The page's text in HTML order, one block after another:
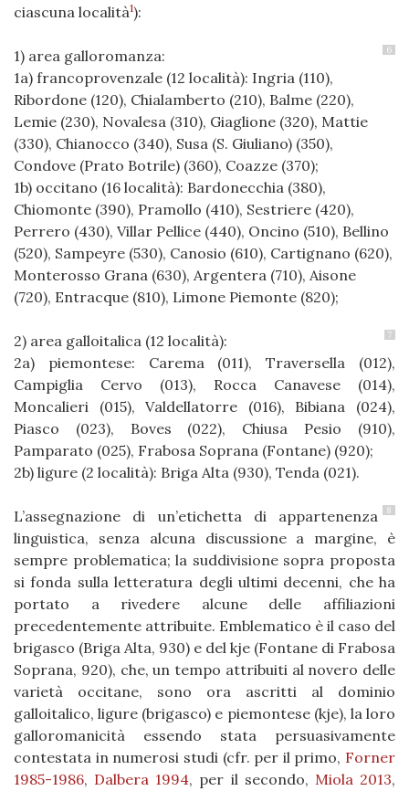
ciascuna località1):
6
1) area galloromanza:
1a) francoprovenzale (12 località): Ingria (110),
Ribordone (120), Chialamberto (210), Balme (220),
Lemie (230), Novalesa (310), Giaglione (320), Mattie
(330), Chianocco (340), Susa (S. Giuliano) (350),
Condove (Prato Botrile) (360), Coazze (370);
1b) occitano (16 località): Bardonecchia (380),
Chiomonte (390), Pramollo (410), Sestriere (420),
Perrero (430), Villar Pellice (440), Oncino (510), Bellino
(520), Sampeyre (530), Canosio (610), Cartignano (620),
Monterosso Grana (630), Argentera (710), Aisone
(720), Entracque (810), Limone Piemonte (820);
7
2) area galloitalica (12 località):
2a) piemontese: Carema (011), Traversella (012),
Campiglia Cervo (013), Rocca Canavese (014),
Moncalieri (015), Valdellatorre (016), Bibiana (024),
Piasco (023), Boves (022), Chiusa Pesio (910),
Pamparato (025), Frabosa Soprana (Fontane) (920);
2b) ligure (2 località): Briga Alta (930), Tenda (021).
8
L’assegnazione di un’etichetta di appartenenza
linguistica, senza alcuna discussione a margine, è
sempre problematica; la suddivisione sopra proposta
si fonda sulla letteratura degli ultimi decenni, che ha
portato a rivedere alcune delle affiliazioni
precedentemente attribuite. Emblematico è il caso del
brigasco (Briga Alta, 930) e del kje (Fontane di Frabosa
Soprana, 920), che, un tempo attribuiti al novero delle
varietà occitane, sono ora ascritti al dominio
galloitalico, ligure (brigasco) e piemontese (kje), la loro
galloromanicità essendo stata persuasivamente
contestata in numerosi studi (cfr. per il primo, Forner
1985-1986, Dalbera 1994, per il secondo, Miola 2013,